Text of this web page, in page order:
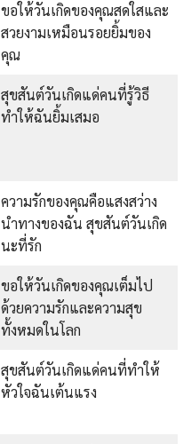
ขอให้วันเกิดของคุณสดใสและ
สวยงามเหมือนรอยยิ้มของ
คุณ
สุขสันต์วันเกิดแด่คนที่รู้วิธี
ทำให้ฉันยิ้มเสมอ
ความรักของคุณคือแสงสว่าง
นำทางของฉัน สุขสันต์วันเกิด
นะที่รัก
ขอให้วันเกิดของคุณเต็มไป
ด้วยความรักและความสุข
ทั้งหมดในโลก
สุขสันต์วันเกิดแด่คนที่ทำให้
หัวใจฉันเต้นแรง